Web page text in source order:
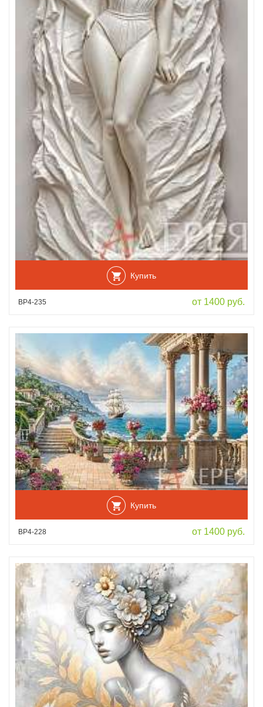
Купить
ВР4-235 от 1400 руб.
Купить
ВР4-228 от 1400 руб.